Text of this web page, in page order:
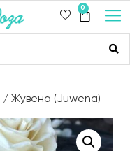
0
/ Жувена (Juwena)